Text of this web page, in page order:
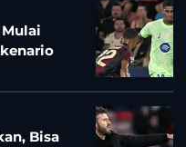
Mulai
Bisa